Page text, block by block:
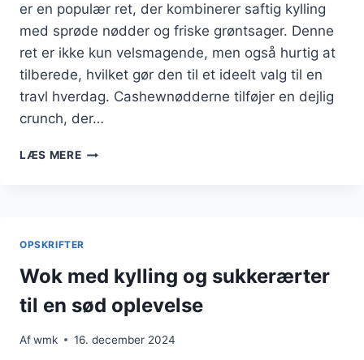
er en populær ret, der kombinerer saftig kylling
med sprøde nødder og friske grøntsager. Denne
ret er ikke kun velsmagende, men også hurtig at
tilberede, hvilket gør den til et ideelt valg til en
travl hverdag. Cashewnødderne tilføjer en dejlig
crunch, der…
LÆS MEREWOK
I
RETTEN
OPSKRIFTER
Wok med kylling og sukkerærter
til en sød oplevelse
Afwmk 16. december 2024